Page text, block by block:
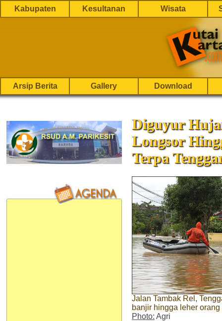
Kabupaten Kesultanan Wisata
Arsip Berita Gallery Download
Diguyur
Longsor
Terpa
Jalan Tambak Rel,
banjir hingga leher
Photo: Agri